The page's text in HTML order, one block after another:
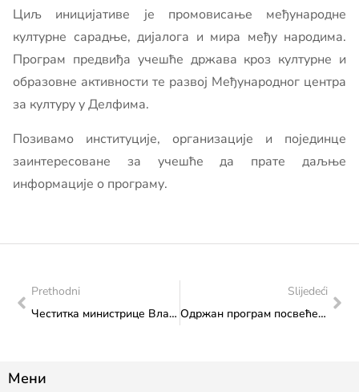
Циљ иницијативе је промовисање међународне
културне сарадње, дијалога и мира међу народима.
Програм предвиђа учешће држава кроз културне и
образовне активности те развој Међународног центра
за културу у Делфима.
Позивамо институције, организације и појединце
заинтересоване за учешће да прате даљње
информације о програму.
Prethodni
Честитка министрице Влаисављевић иМТМ-у Сарајево
Slijedeći
Одржан програм посвећен оснаживању младих „Вријеме је за младе, мир и безбједност у БиХ“
Мени